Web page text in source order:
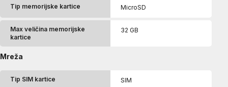
Tip memorijske kartice MicroSD
Max veličina memorijske
kartice
32 GB
Mreža
Tip SIM kartice SIM